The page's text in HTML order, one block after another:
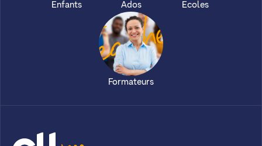
Enfants Ados Ecoles
Formateurs